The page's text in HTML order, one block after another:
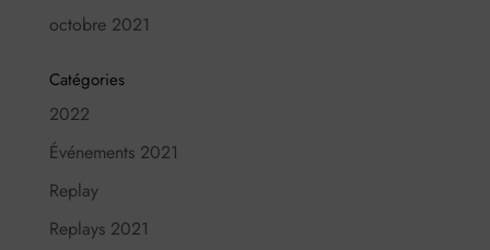
octobre 2021
Catégories
2022
Événements 2021
Replay
Replays 2021